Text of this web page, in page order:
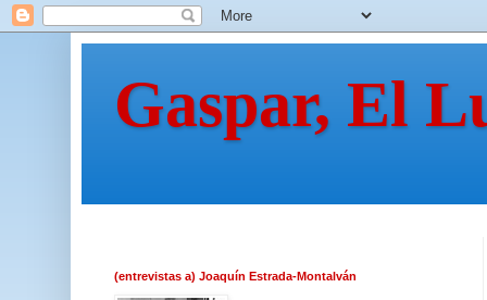
Gaspar, El
(entrevistas a) Joaquín Estrada-Montalván